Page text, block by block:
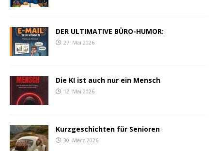
DER ULTIMATIVE BÜRO-HUMOR:
27. Mai 2026
Die KI ist auch nur ein Mensch
12. Mai 2026
Kurzgeschichten für Senioren
30. März 2026